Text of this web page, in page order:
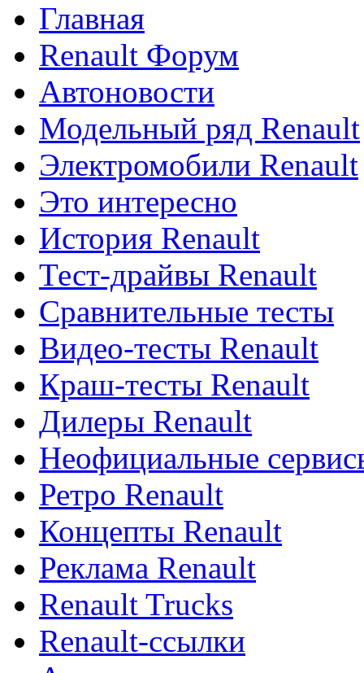
Главная
Renault Форум
Автоновости
Модельный ряд Renault
Электромобили Renault
Это интересно
История Renault
Тест-драйвы Renault
Сравнительные тесты
Видео-тесты Renault
Краш-тесты Renault
Дилеры Renault
Неофициальные
Ретро Renault
Концепты Renault
Реклама Renault
Renault Trucks
Renault-ссылки